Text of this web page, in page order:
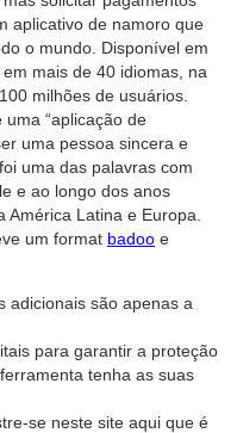
aplicativo de namoro que
o mundo. Disponível em
mais de 40 idiomas, na
milhões de usuários.
“aplicação de
uma pessoa sincera e
uma das palavras com
e ao longo dos anos
Latina e Europa.
um format badoo e
adicionais são apenas a
para garantir a proteção
tenha as suas
se neste site aqui que é